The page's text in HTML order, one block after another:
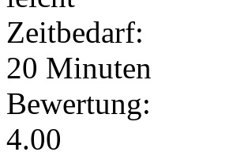
Zeitbedarf:
20 Minuten
Bewertung:
4.00